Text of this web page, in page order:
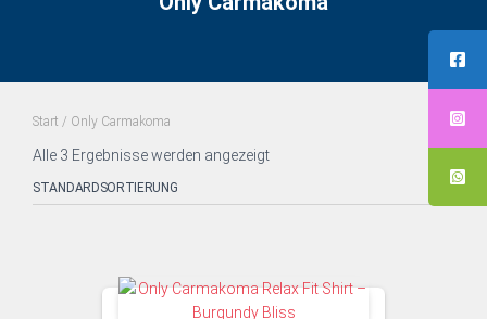
Start / Only Carmakoma
Alle 3 Ergebnisse werden angezeigt